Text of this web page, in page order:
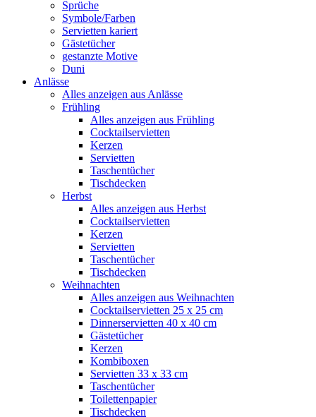
Sprüche
Symbole/Farben
Servietten kariert
Gästetücher
gestanzte Motive
Duni
Anlässe
Alles anzeigen aus Anlässe
Frühling
Alles anzeigen aus Frühling
Cocktailservietten
Kerzen
Servietten
Taschentücher
Tischdecken
Herbst
Alles anzeigen aus Herbst
Cocktailservietten
Kerzen
Servietten
Taschentücher
Tischdecken
Weihnachten
Alles anzeigen aus Weihnachten
Cocktailservietten 25 x 25 cm
Dinnerservietten 40 x 40 cm
Gästetücher
Kerzen
Kombiboxen
Servietten 33 x 33 cm
Taschentücher
Toilettenpapier
Tischdecken